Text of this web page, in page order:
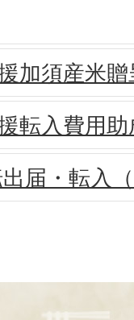
加須産米贈
転入費用助
届・転入